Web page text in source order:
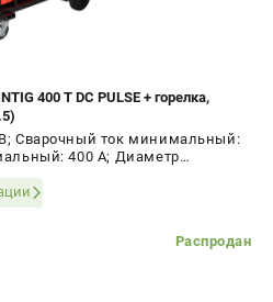
Сварочный ток минимальный:
400 А; Диаметр
Распродан